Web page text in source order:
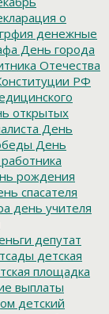
о
денежные
День города
Отечества
РФ
открытых
День
День
рождения
спасателя
день учителя
депутат
детская
площадка
выплаты
детский